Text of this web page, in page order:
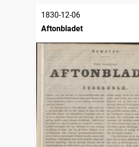
1830-12-06
Aftonbladet